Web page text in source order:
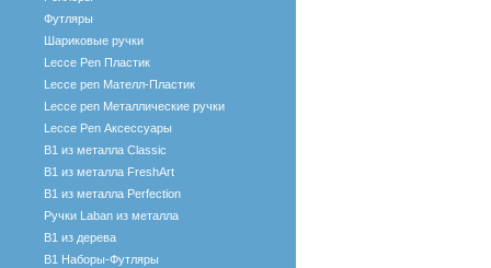
Футляры
Шариковые ручки
Lecce Pen Пластик
Lecce pen Мателл-Пластик
Lecce pen Металлические ручки
Lecce Pen Аксессуары
B1 из металла Classic
B1 из металла FreshArt
B1 из металла Perfection
Ручки Laban из металла
B1 из дерева
B1 Наборы-Футляры